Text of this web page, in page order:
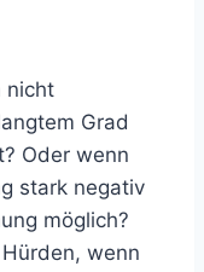
nicht
Grad
Oder wenn
stark negativ
möglich?
wenn